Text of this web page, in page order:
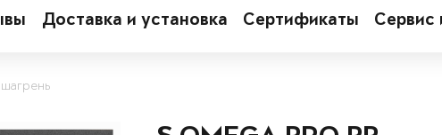
Доставка и установка Сертификаты Сервис